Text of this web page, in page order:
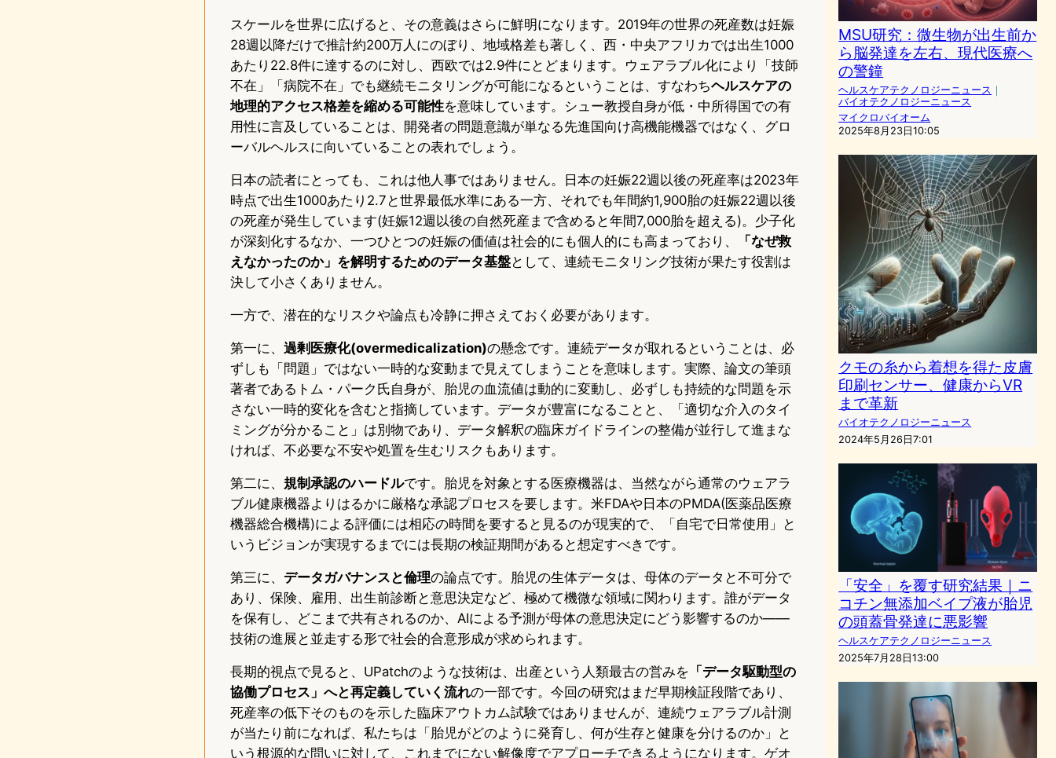
スケールを世界に広げると、その意義はさらに鮮明になります。2019年の世界の死産数は妊娠
28週以降だけで推計約200万人にのぼり、地域格差も著しく、西・中央アフリカでは出生1000
あたり22.8件に達するのに対し、西欧では2.9件にとどまります。ウェアラブル化により「技師
不在」「病院不在」でも継続モニタリングが可能になるということは、すなわちヘルスケアの
地理的アクセス格差を縮める可能性を意味しています。シュー教授自身が低・中所得国での有
用性に言及していることは、開発者の問題意識が単なる先進国向け高機能機器ではなく、グロ
ーバルヘルスに向いていることの表れでしょう。
日本の読者にとっても、これは他人事ではありません。日本の妊娠22週以後の死産率は2023年
時点で出生1000あたり2.7と世界最低水準にある一方、それでも年間約1,900胎の妊娠22週以後
の死産が発生しています(妊娠12週以後の自然死産まで含めると年間7,000胎を超える)。少子化
が深刻化するなか、一つひとつの妊娠の価値は社会的にも個人的にも高まっており、
「なぜ救
えなかったのか」を解明するためのデータ基盤として、連続モニタリング技術が果たす役割は
決して小さくありません。
一方で、潜在的なリスクや論点も冷静に押さえておく必要があります。
第一に、 過剰医療化(overmedicalization)の懸念です。連続データが取れるということは、必
ずしも「問題」ではない一時的な変動まで見えてしまうことを意味します。実際、論文の筆頭
著者であるトム・パーク氏自身が、胎児の血流値は動的に変動し、必ずしも持続的な問題を示
さない一時的変化を含むと指摘しています。データが豊富になることと、「適切な介入のタイ
ミングが分かること」は別物であり、データ解釈の臨床ガイドラインの整備が並行して進まな
ければ、不必要な不安や処置を生むリスクもあります。
第二に、 規制承認のハードルです。胎児を対象とする医療機器は、当然ながら通常のウェアラ
ブル健康機器よりはるかに厳格な承認プロセスを要します。米FDAや日本のPMDA(医薬品医療
機器総合機構)による評価には相応の時間を要すると見るのが現実的で、「自宅で日常使用」と
いうビジョンが実現するまでには長期の検証期間があると想定すべきです。
第三に、 データガバナンスと倫理の論点です。胎児の生体データは、母体のデータと不可分で
あり、保険、雇用、出生前診断と意思決定など、極めて機微な領域に関わります。誰がデータ
を保有し、どこまで共有されるのか、AIによる予測が母体の意思決定にどう影響するのか——
技術の進展と並走する形で社会的合意形成が求められます。
長期的視点で見ると、UPatchのような技術は、出産という人類最古の営みを 「データ駆動型の
協働プロセス」へと再定義していく流れの一部です。今回の研究はまだ早期検証段階であり、
死産率の低下そのものを示した臨床アウトカム試験ではありませんが、連続ウェアラブル計測
が当たり前になれば、私たちは「胎児がどのように発育し、何が生存と健康を分けるのか」と
いう根源的な問いに対して、これまでにない解像度でアプローチできるようになります。ゲオ
MSU研究：微生物が出生前か
ら脳発達を左右、現代医療へ
の警鐘
ヘルスケアテクノロジーニュース ｜
バイオテクノロジーニュース
マイクロバイオーム
2025年8月23日10:05
クモの糸から着想を得た皮膚
印刷センサー、健康からVR
まで革新
バイオテクノロジーニュース
2024年5月26日7:01
「安全」を覆す研究結果｜ニ
コチン無添加ベイプ液が胎児
の頭蓋骨発達に悪影響
ヘルスケアテクノロジーニュース
2025年7月28日13:00